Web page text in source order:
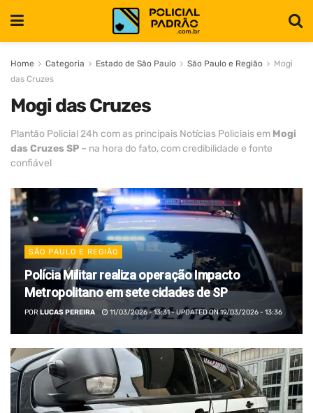
Home Categoria Estado de São Paulo São Paulo e Região
Mogi
das Cruzes
Mogi das Cruzes
Plantão Policial 24h com as principais Notícias Policiais em Mogi
das Cruzes SP – na hora do fato, com credibilidade e fonte
confiável
SÃO PAULO E REGIÃO
Polícia Militar realiza operação Impacto
Metropolitano em sete cidades de SP
POR LUCAS PEREIRA 11/03/2026 - 13:31 - UPDATED ON 19/03/2026 - 13:36